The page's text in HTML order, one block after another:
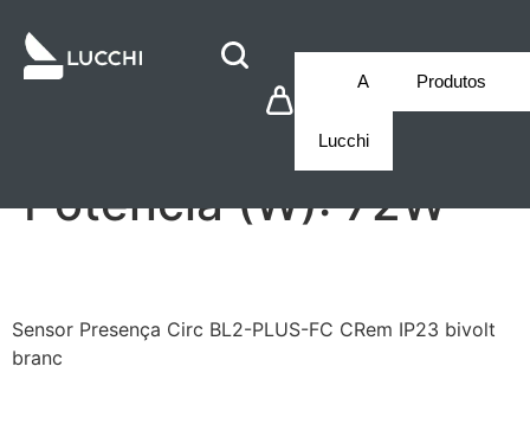
A
Lucchi
Produtos
Potência (W):72W
Sensor Presença Circ BL2-PLUS-FC CRem IP23 bivolt
branc